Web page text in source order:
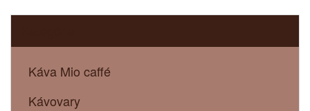
Káva Mio caffé
Kávovary